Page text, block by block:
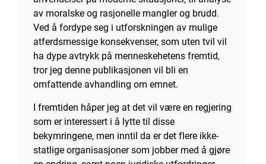
av moralske og rasjonelle mangler og brudd.
Ved å fordype seg i utforskningen av mulige
atferdsmessige konsekvenser, som uten tvil vil
ha dype avtrykk på menneskehetens fremtid,
tror jeg denne publikasjonen vil bli en
omfattende avhandling om emnet.
I fremtiden håper jeg at det vil være en regjering
som er interessert i å lytte til disse
bekymringene, men inntil da er det flere ikke-
statlige organisasjoner som jobber med å gjøre